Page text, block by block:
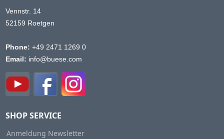
Vennstr. 14
52159 Roetgen
Phone: +49 2471 1269 0
Email: info@buese.com
SHOP SERVICE
Anmeldung Newsletter